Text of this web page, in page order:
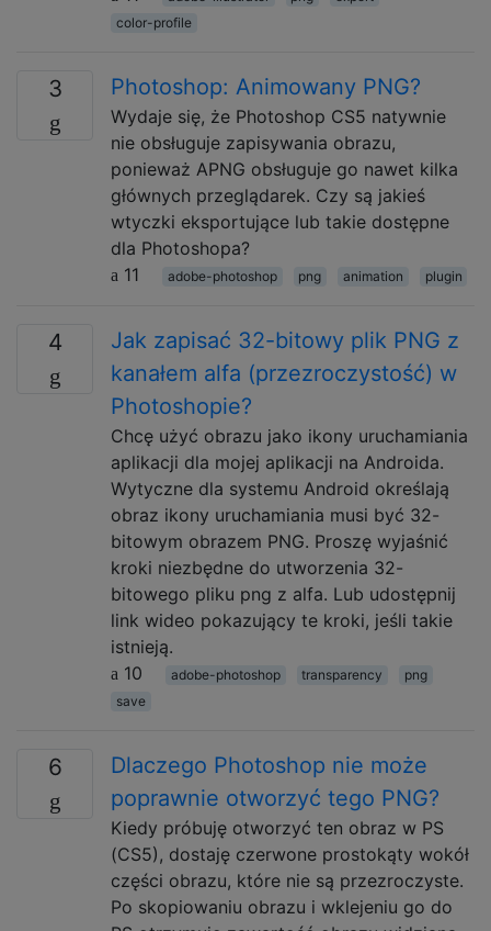
color-profile
3 Photoshop: Animowany PNG?
Wydaje się, że Photoshop CS5 natywnie
nie obsługuje zapisywania obrazu,
ponieważ APNG obsługuje go nawet kilka
głównych przeglądarek. Czy są jakieś
wtyczki eksportujące lub takie dostępne
dla Photoshopa?
11
adobe-photoshop png animation plugin
4
Jak zapisać 32-bitowy plik PNG z
kanałem alfa (przezroczystość) w
Photoshopie?
Chcę użyć obrazu jako ikony uruchamiania
aplikacji dla mojej aplikacji na Androida.
Wytyczne dla systemu Android określają
obraz ikony uruchamiania musi być 32-
bitowym obrazem PNG. Proszę wyjaśnić
kroki niezbędne do utworzenia 32-
bitowego pliku png z alfa. Lub udostępnij
link wideo pokazujący te kroki, jeśli takie
istnieją.
10
adobe-photoshop transparency
png
save
6
Dlaczego Photoshop nie może
poprawnie otworzyć tego PNG?
Kiedy próbuję otworzyć ten obraz w PS
(CS5), dostaję czerwone prostokąty wokół
części obrazu, które nie są przezroczyste.
Po skopiowaniu obrazu i wklejeniu go do